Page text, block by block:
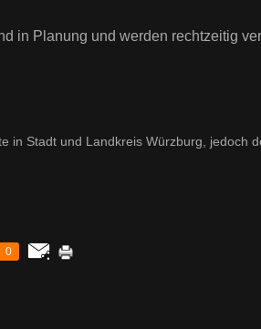
in Planung und werden rechtzeitig
in Stadt und Landkreis Würzburg, jedoch
0